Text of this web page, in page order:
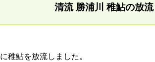
清流 勝浦川 稚鮎の放流
稚鮎を放流しました。